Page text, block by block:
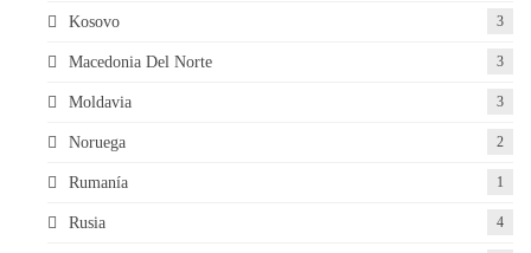
Kosovo 3
Macedonia Del Norte 3
Moldavia 3
Noruega 2
Rumanía 1
Rusia 4